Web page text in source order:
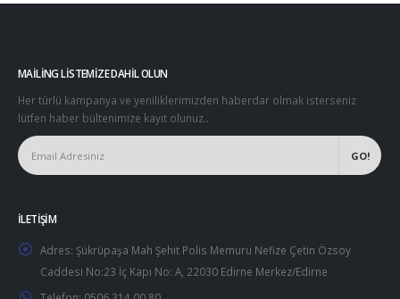
MAILING LISTEMIZE DAHIL OLUN
Her türlü kampanya ve yeniliklerimizden haberdar olmak isterseniz
lütfen haber bültenimize kayıt olunuz..
İLETIŞIM
Adres: Şükrüpaşa Mah Şehit Polis Memuru Nefize Çetin Özsoy
Caddesi No:23 İç Kapı No: A, 22030 Edirne Merkez/Edirne